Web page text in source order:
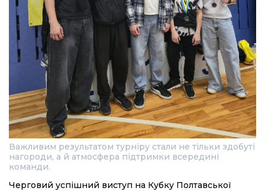
Важливим результатом турніру стали не тільки здобуті
нагороди, а й атмосфера підтримки всередині
команди.
Черговий успішний виступ на Кубку Полтавської